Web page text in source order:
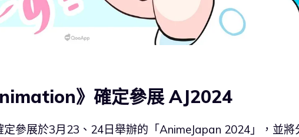
》確定參展 AJ2024
定參展於3月23、24日舉辦的「AnimeJapan 2024」，並將